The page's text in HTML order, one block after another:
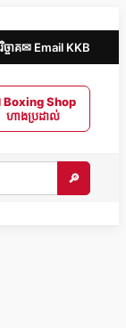
ចាគ✉ Email KKB
Shop
ហាងប្រដាល់
🔎